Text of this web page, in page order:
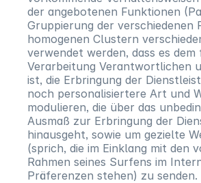
der angebotenen Funktionen
Gruppierung der verschiedenen
homogenen Clustern
verwendet werden, dass es dem
Verarbeitung Verantwortlichen
ist, die Erbringung der
noch personalisiertere Art und
modulieren, die über das
Ausmaß zur Erbringung der
hinausgeht, sowie um gezielte
(sprich, die im Einklang mit den
Rahmen seines Surfens im
Präferenzen stehen) zu senden.